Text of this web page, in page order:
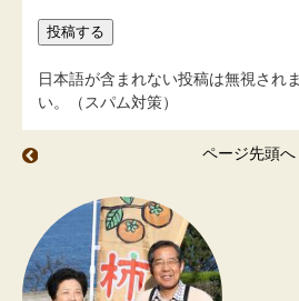
日本語が含まれない投稿は無視され
い。（スパム対策）
青梅でシロップ 梅肉エキスページ先頭へ